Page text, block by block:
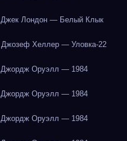
Джек Лондон — Белый Клык
Джозеф Хеллер — Уловка-22
Джордж Оруэлл — 1984
Джордж Оруэлл — 1984
Джордж Оруэлл — 1984